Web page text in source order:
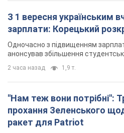
З 1 вересня українським
зарплати: Корецький
Одночасно з підвищенням
анонсував збільшення
2 часа назад 1,9 т.
"Нам теж вони потрібні":
прохання Зеленського
ракет для Patriot